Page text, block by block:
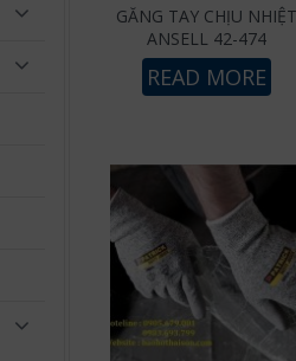
GĂNG TAY CHỊU NHIỆT
ANSELL 42-474
READ MORE